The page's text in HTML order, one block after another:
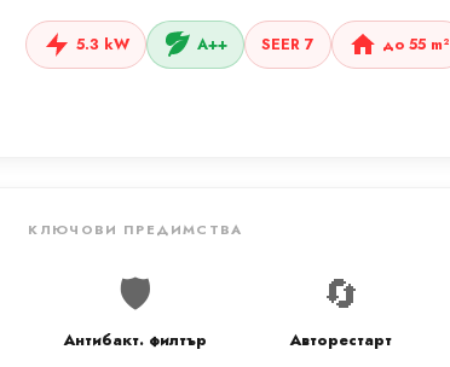
5.3 kW A++ SEER 7 до 55 m²
КЛЮЧОВИ ПРЕДИМСТВА
🛡️
Антибакт. филтър
🔄
Авторестарт